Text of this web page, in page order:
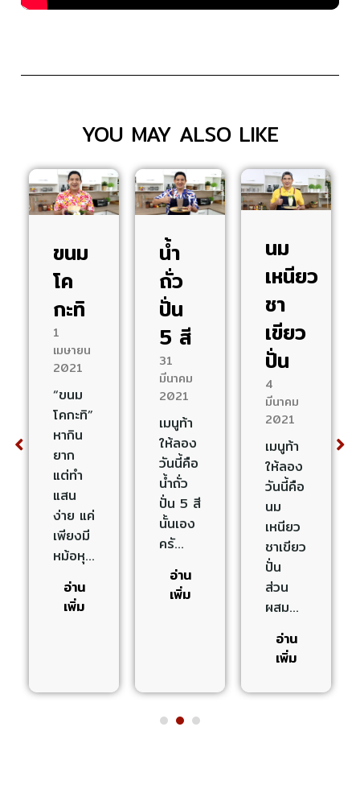
YOU MAY ALSO LIKE
ขนม
โค
กะทิ
1
เมษายน
2021
“ขนม
โคกะทิ”
หากิน
ยาก
แต่ทำ
แสน
ง่าย แค่
เพียงมี
หม้อหุ…
อ่าน
เพิ่ม
น้ำ
ถั่ว
ปั่น
5 สี
31
มีนาคม
2021
เมนูท้า
ให้ลอง
วันนี้คือ
น้ำถั่ว
ปั่น 5 สี
นั้นเอง
ครั…
อ่าน
เพิ่ม
นม
เหนียว
ชา
เขียว
ปั่น
4
มีนาคม
2021
เมนูท้า
ให้ลอง
วันนี้คือ
นม
เหนียว
ชาเขียว
ปั่น
ส่วน
ผสม…
อ่าน
เพิ่ม